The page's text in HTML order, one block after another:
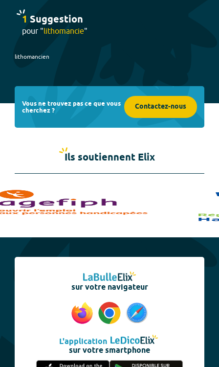
1 Suggestion
pour "lithomancie"
lithomancien
Vous ne trouvez pas ce que vous
cherchez ? Contactez-nous
Ils soutiennent Elix
sur votre navigateur
L'application
sur votre smartphone